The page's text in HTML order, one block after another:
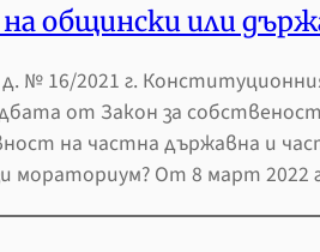
общински или
№ 16/2021 г.
от Закон за
на частна държавна и
мораториум? От 8 март 2022